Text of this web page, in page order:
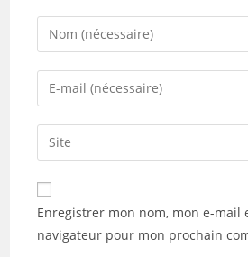
Enter
your
name
comment
Enter
your
email
address
comment
Saisir
l’URL
de
votre
(facultatif)
Enregistrer mon nom, mon e-mail
navigateur pour mon prochain